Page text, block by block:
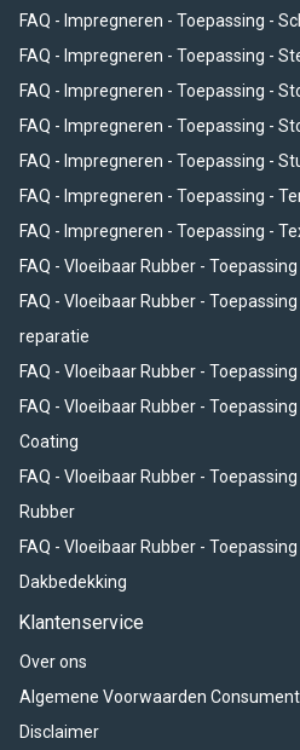
FAQ - Impregneren - Toepassing -
FAQ - Impregneren - Toepassing -
FAQ - Impregneren - Toepassing -
FAQ - Impregneren - Toepassing -
FAQ - Impregneren - Toepassing -
FAQ - Impregneren - Toepassing -
FAQ - Impregneren - Toepassing -
FAQ - Vloeibaar Rubber -
FAQ - Vloeibaar Rubber -
reparatie
FAQ - Vloeibaar Rubber -
FAQ - Vloeibaar Rubber -
Coating
FAQ - Vloeibaar Rubber -
Rubber
FAQ - Vloeibaar Rubber -
Dakbedekking
Klantenservice
Over ons
Algemene Voorwaarden
Disclaimer